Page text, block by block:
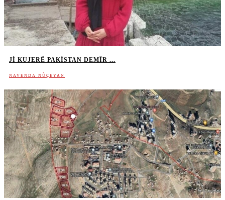
JI KUJERÊ PAKISTAN DEMÎR ...
NAVENDA NÛÇEYAN